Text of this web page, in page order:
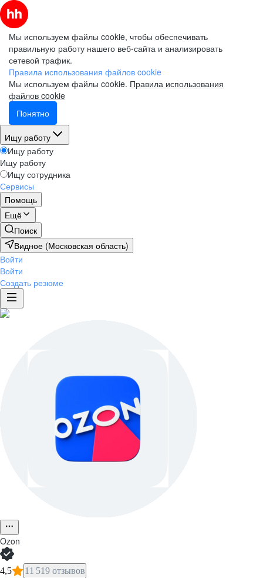
Мы используем файлы cookie, чтобы обеспечивать
правильную работу нашего веб-сайта и анализировать
сетевой трафик.
Правила использования файлов cookie
Мы используем файлы cookie. Правила использования
файлов cookie
Понятно
Ищу работу
Ищу работу
Ищу работу
Ищу сотрудника
Сервисы
Помощь
Ещё
Поиск
Видное (Московская область)
Войти
Войти
Создать резюме
Ozon
4,5 11 519 отзывов